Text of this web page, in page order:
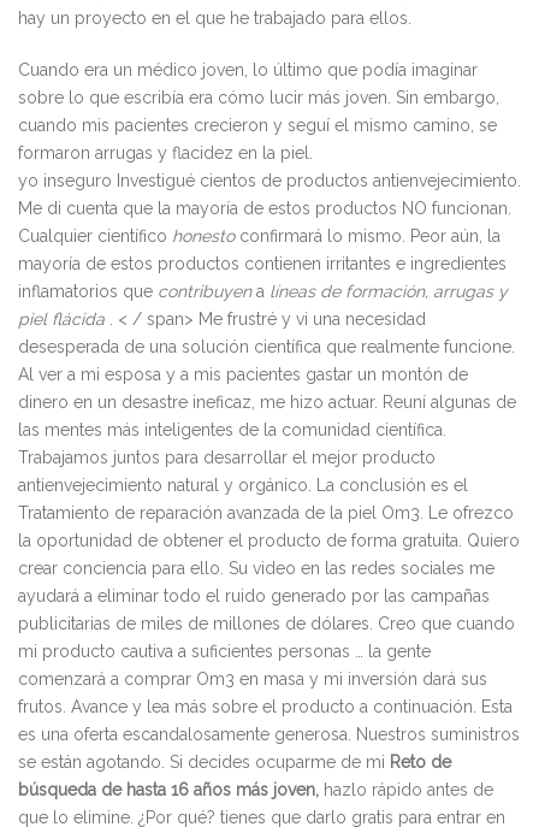
hay un proyecto en el que he trabajado para ellos.
Cuando era un médico joven, lo último que podía imaginar
sobre lo que escribía era cómo lucir más joven. Sin embargo,
cuando mis pacientes crecieron y seguí el mismo camino, se
formaron arrugas y flacidez en la piel.
yo inseguro Investigué cientos de productos antienvejecimiento.
Me di cuenta que la mayoría de estos productos NO funcionan.
Cualquier científico honesto confirmará lo mismo. Peor aún, la
mayoría de estos productos contienen irritantes e ingredientes
inflamatorios que contribuyena líneas de formación, arrugas y
piel flácida
< / span> Me frustré y vi una necesidad
desesperada de una solución científica que realmente funcione.
Al ver a mi esposa y a mis pacientes gastar un montón de
dinero en un desastre ineficaz, me hizo actuar. Reuní algunas de
las mentes más inteligentes de la comunidad científica.
Trabajamos juntos para desarrollar el mejor producto
antienvejecimiento natural y orgánico. La conclusión es el
Tratamiento de reparación avanzada de la piel Om3. Le ofrezco
la oportunidad de obtener el producto de forma gratuita. Quiero
crear conciencia para ello. Su video en las redes sociales me
ayudará a eliminar todo el ruido generado por las campañas
publicitarias de miles de millones de dólares. Creo que cuando
mi producto cautiva a suficientes personas … la gente
comenzará a comprar Om3 en masa y mi inversión dará sus
frutos. Avance y lea más sobre el producto a continuación. Esta
es una oferta escandalosamente generosa. Nuestros suministros
se están agotando. Si decides ocuparme de mi Reto de
búsqueda de hasta 16 años más joven, hazlo rápido antes de
que lo elimine. ¿Por qué? tienes que darlo gratis para entrar en